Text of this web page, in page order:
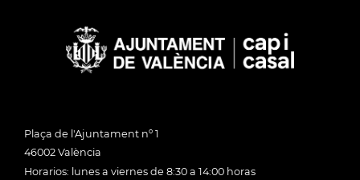
Plaça de l'Ajuntament nº 1
46002 València
Horarios: lunes a viernes de 8:30 a 14:00 horas